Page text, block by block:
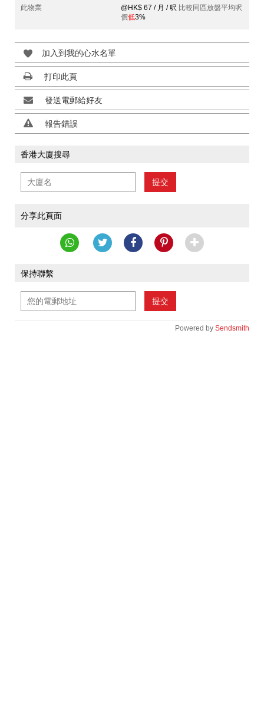
此物業 @HK$ 67 / 月 / 呎 比較同區放盤平均呎
價低3%
加入到我的心水名單
打印此頁
發送電郵給好友
報告錯誤
香港大廈搜尋
提交
分享此頁面
保持聯繫
提交
Powered by Sendsmith